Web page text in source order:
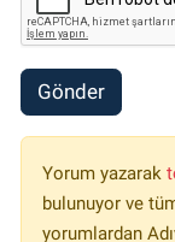
Gönder
Yorum yazarak
bulunuyor ve
yorumlardan